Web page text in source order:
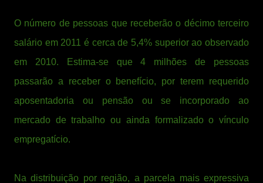
O número de pessoas que receberão o décimo terceiro
salário em 2011 é cerca de 5,4% superior ao observado
em 2010. Estima-se que 4 milhões de pessoas
passarão a receber o benefício, por terem requerido
aposentadoria ou pensão ou se incorporado ao
mercado de trabalho ou ainda formalizado o vínculo
empregatício.
Na distribuição por região, a parcela mais expressiva